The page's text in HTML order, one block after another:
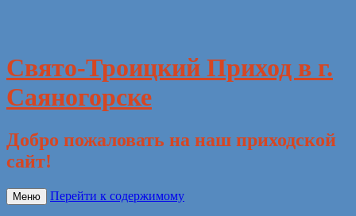
Свято-Троицкий Приход в г.
Саяногорске
Добро пожаловать на наш приходской
сайт!
Меню Перейти к содержимому